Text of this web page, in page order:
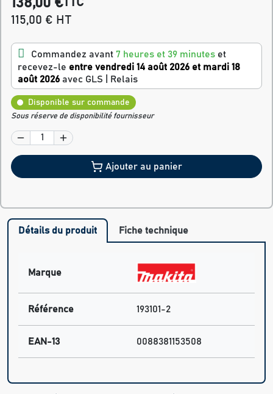
TTC
115,00 € HT
Commandez avant 7 heures et 39 minutes et
recevez-le entre vendredi 14 août 2026 et mardi 18
août 2026 avec GLS | Relais
Disponible sur commande
Sous réserve de disponibilité fournisseur
Ajouter au panier
Détails du produit Fiche technique
Marque
Référence 193101-2
EAN-13 0088381153508